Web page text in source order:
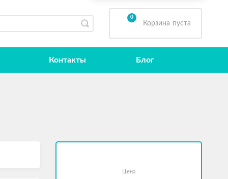
0
Корзина пуста
Контакты Блог
Цена